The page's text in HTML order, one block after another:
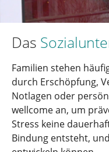
Das
Familien stehen
durch Erschöpfung,
Notlagen oder
wellcome an, um
Stress keine
Bindung entsteht,